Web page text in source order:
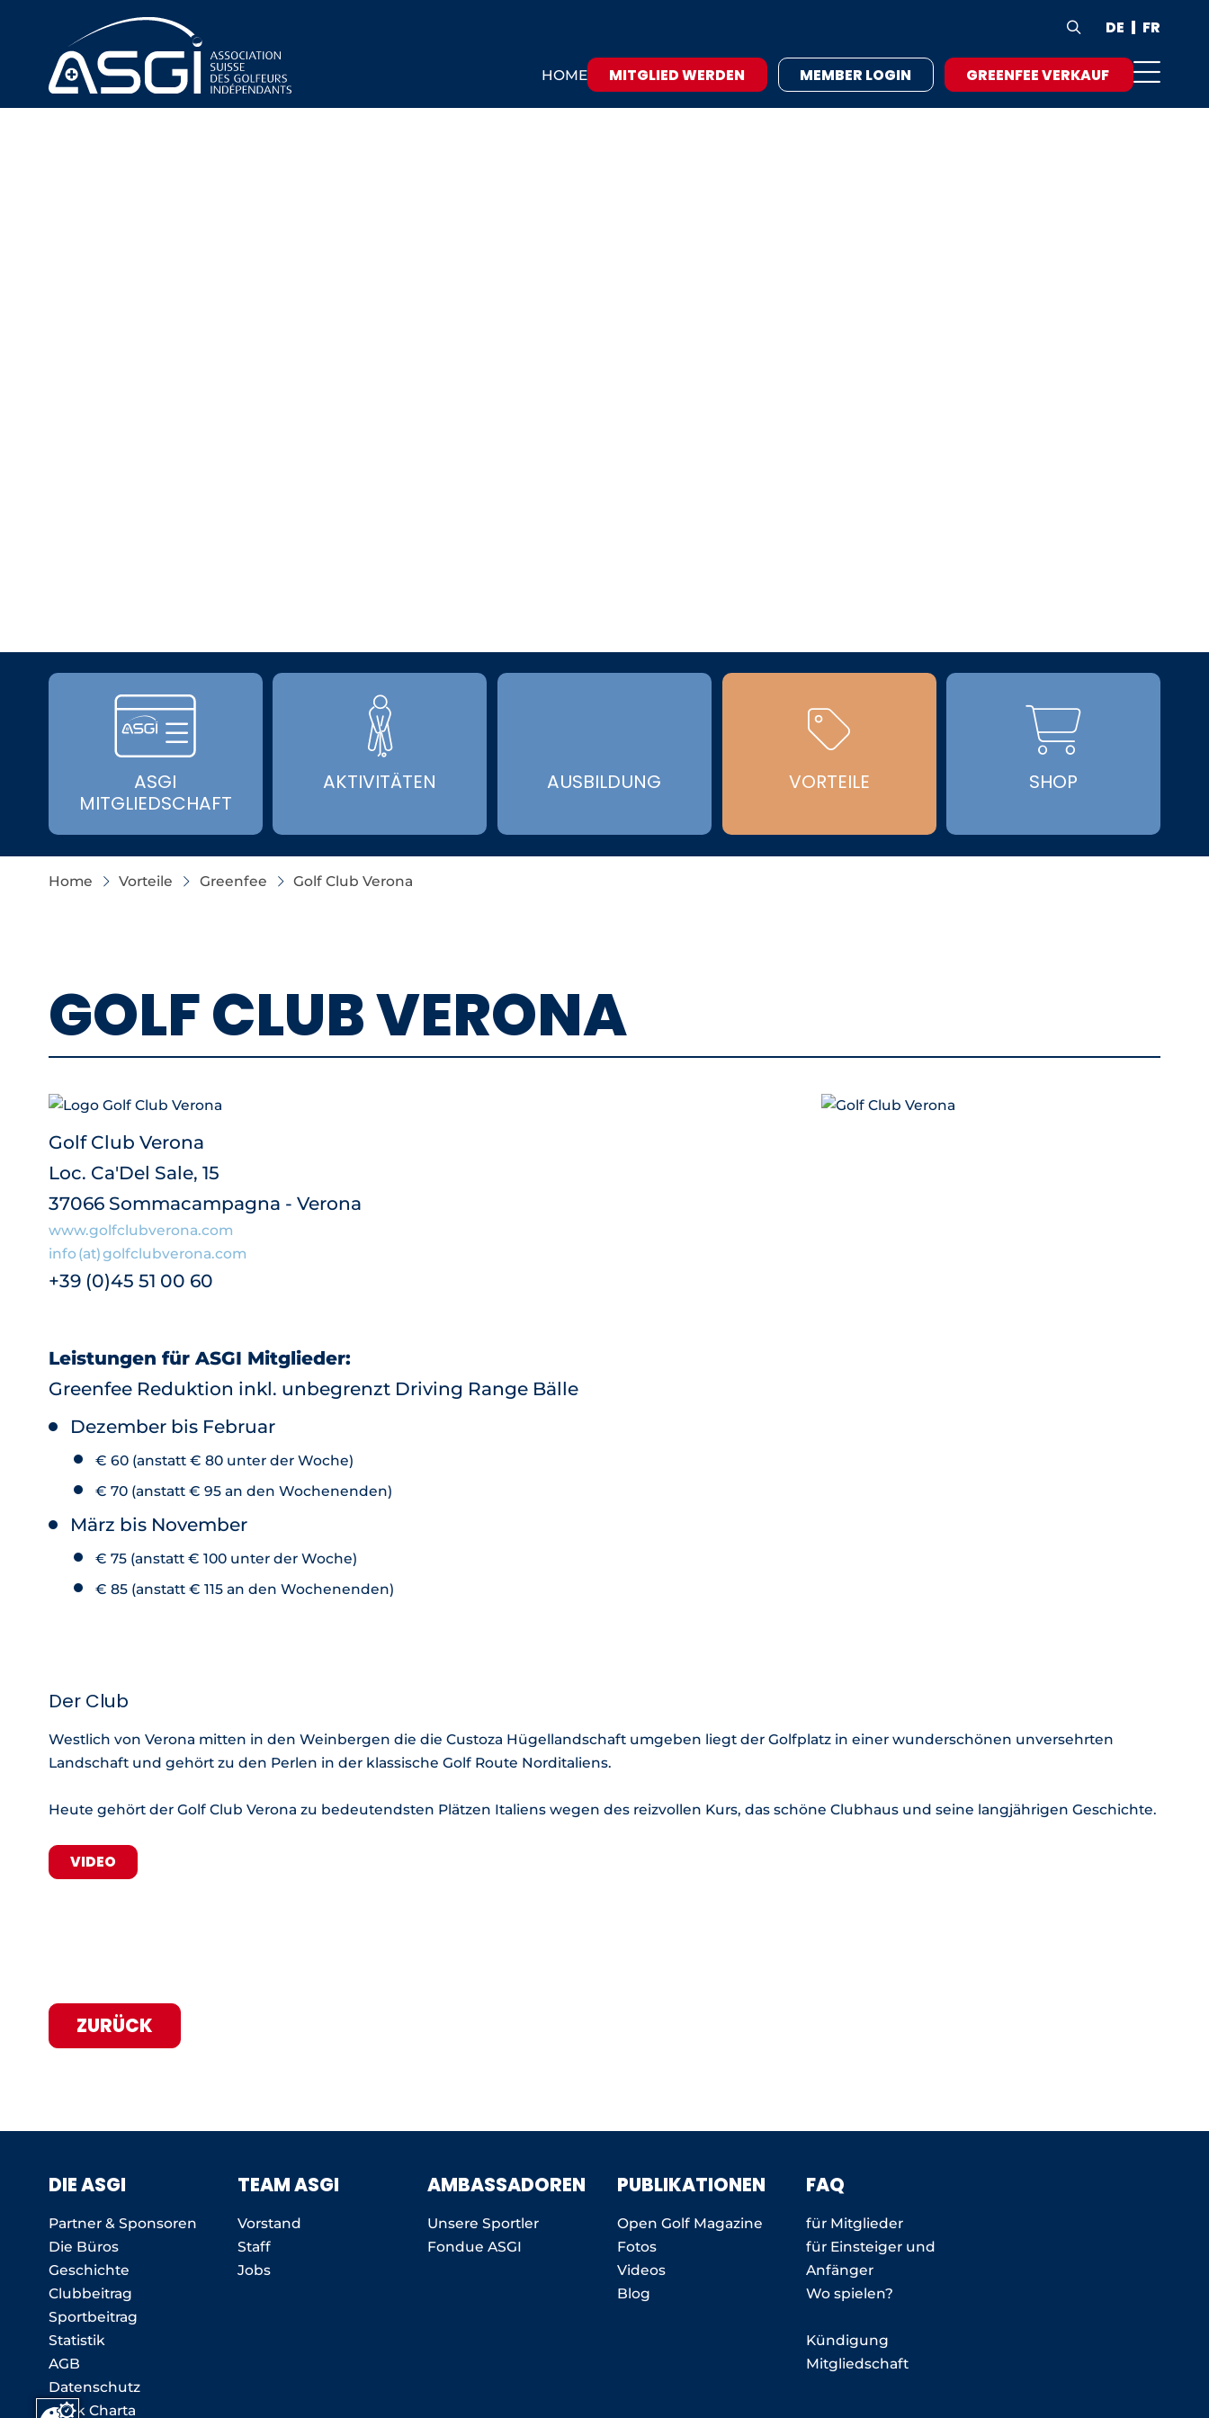
 DE FR
HOME MITGLIED WERDEN MEMBER LOGIN GREENFEE VERKAUF
ASGI
MITGLIEDSCHAFT
AKTIVITÄTEN AUSBILDUNG

VORTEILE

SHOP
Home Vorteile Greenfee Golf Club Verona
GOLF CLUB VERONA
Golf Club Verona
Loc. Ca'Del Sale, 15
37066 Sommacampagna - Verona
www.golfclubverona.com
info (at) golfclubverona.com
+39 (0)45 51 00 60
Leistungen für ASGI Mitglieder:
Greenfee Reduktion inkl. unbegrenzt Driving Range Bälle
Dezember bis Februar
€ 60 (anstatt € 80 unter der Woche)
€ 70 (anstatt € 95 an den Wochenenden)
März bis November
€ 75 (anstatt € 100 unter der Woche)
€ 85 (anstatt € 115 an den Wochenenden)
Der Club
Westlich von Verona mitten in den Weinbergen die die Custoza Hügellandschaft umgeben liegt der Golfplatz in einer wunderschönen unversehrten
Landschaft und gehört zu den Perlen in der klassische Golf Route Norditaliens.
Heute gehört der Golf Club Verona zu bedeutendsten Plätzen Italiens wegen des reizvollen Kurs, das schöne Clubhaus und seine langjährigen Geschichte.
VIDEO
ZURÜCK
DIE ASGI
Partner & Sponsoren
Die Büros
Geschichte
Clubbeitrag
Sportbeitrag
Statistik
AGB
Datenschutz
Ethik Charta
TEAM ASGI
Vorstand
Staff
Jobs
AMBASSADOREN
Unsere Sportler
Fondue ASGI
PUBLIKATIONEN
Open Golf Magazine
Fotos
Videos
Blog
FAQ
für Mitglieder
für Einsteiger und
Anfänger
Wo spielen?
Kündigung
Mitgliedschaft